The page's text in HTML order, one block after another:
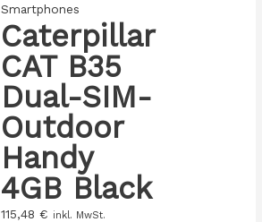
Smartphones
Caterpillar
CAT B35
Dual-SIM-
Outdoor
Handy
4GB Black
115,48 € inkl. MwSt.